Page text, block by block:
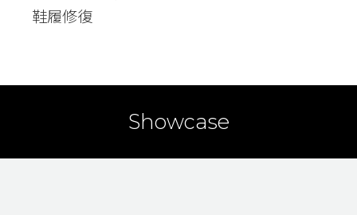
鞋履修復
Showcase